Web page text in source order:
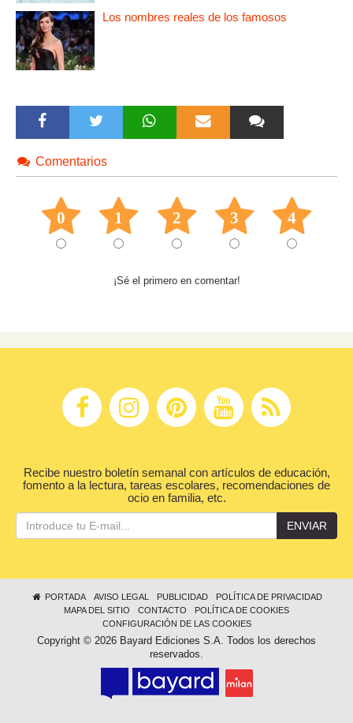
Los nombres reales de los famosos
Comentarios
0 1 2 3 4
¡Sé el primero en comentar!
Recibe nuestro boletín semanal con artículos de educación,
fomento a la lectura, tareas escolares, recomendaciones de
ocio en familia, etc.
ENVIAR
PORTADA AVISO LEGAL PUBLICIDAD
POLÍTICA DE PRIVACIDAD
MAPA DEL SITIO
CONTACTO
POLÍTICA DE COOKIES
CONFIGURACIÓN DE LAS COOKIES
Copyright © 2026 Bayard Ediciones S.A. Todos los derechos
reservados.